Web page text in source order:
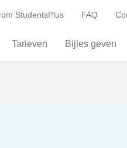
StudentsPlus FAQ
Tarieven Bijles geven